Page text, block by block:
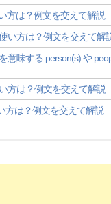
方は？例文を交えて解説
い方は？例文を交えて解
意味する person(s) や
方は？例文を交えて解説
方は？例文を交えて解説